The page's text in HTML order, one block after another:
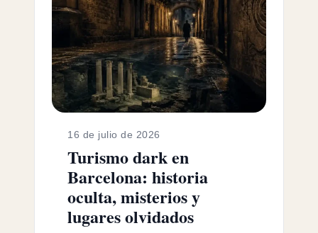
16 de julio de 2026
Turismo dark en
Barcelona: historia
oculta, misterios y
lugares olvidados